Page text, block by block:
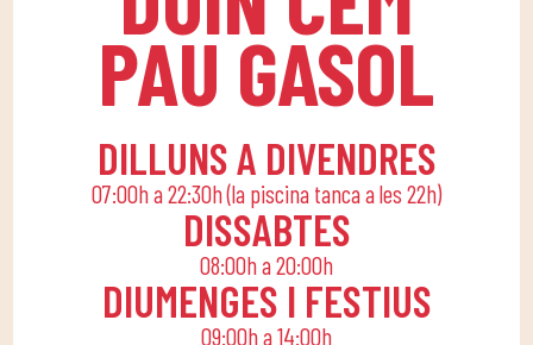
perquè els petits de
casa gaudeixin sols o en
família.
PAU GASOL
DILLUNS A DIVENDRES
07:00h a 22:30h (la piscina tanca a les 22h)
DISSABTES
08:00h a 20:00h
DIUMENGES I FESTIUS
09:00h a 14:00h